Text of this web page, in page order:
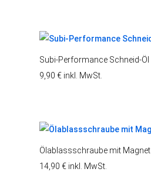
Subi-Performance Schneid-Öl
9,90€ inkl. MwSt.
Ölablassschraube mit Magnet
14,90€ inkl. MwSt.